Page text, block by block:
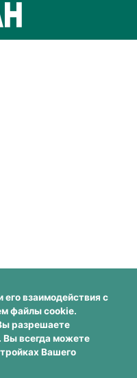
взаимодействия с
файлы cookie.
разрешаете
Вы всегда можете
Вашего